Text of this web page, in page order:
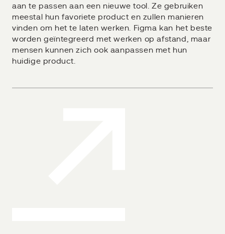
aan te passen aan een nieuwe tool. Ze gebruiken
meestal hun favoriete product en zullen manieren
vinden om het te laten werken. Figma kan het beste
worden geïntegreerd met werken op afstand, maar
mensen kunnen zich ook aanpassen met hun
huidige product.